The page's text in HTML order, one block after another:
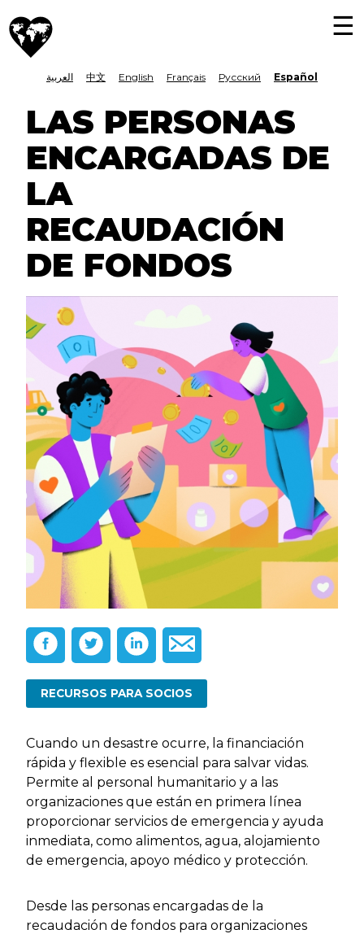
principal
Día
Mundial
Humanitaria
LANGUAGE
SWITCHER
العربية 中文 English Français Русский Español
LAS PERSONAS
ENCARGADAS DE
LA
RECAUDACIÓN
DE FONDOS
RECURSOS PARA SOCIOS
Cuando un desastre ocurre, la financiación
rápida y flexible es esencial para salvar vidas.
Permite al personal humanitario y a las
organizaciones que están en primera línea
proporcionar servicios de emergencia y ayuda
inmediata, como alimentos, agua, alojamiento
de emergencia, apoyo médico y protección.
Desde las personas encargadas de la
recaudación de fondos para organizaciones